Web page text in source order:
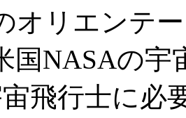
オリエンテ
国NASAの
飛行士に必